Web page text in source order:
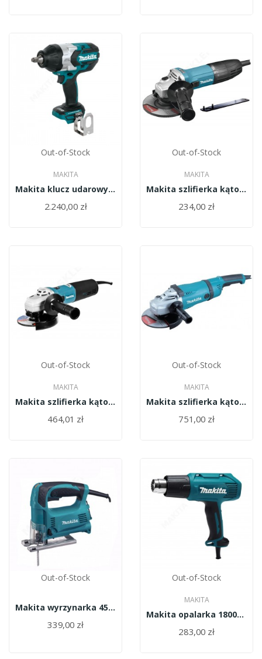
Out-of-Stock
MAKITA
Makita klucz udarowy 1/2" 1000NM 18V LI-ION...
2.240,00 zł
Out-of-Stock
MAKITA
Makita szlifierka kątowa 720W 125mm/GA5030R/
234,00 zł
Out-of-Stock
MAKITA
Makita szlifierka kątowa 125mm 1100W/9565HR/
464,01 zł
Out-of-Stock
MAKITA
Makita szlifierka kątowa 180mm 2400W...
751,00 zł
Out-of-Stock
Makita wyrzynarka 450W/4329/
339,00 zł
Out-of-Stock
MAKITA
Makita opalarka 1800W/HG6030K/
283,00 zł